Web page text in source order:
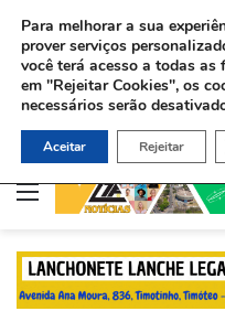
Menu
Para melhorar a sua
prover serviços
você terá acesso a todas
em "Rejeitar Cookies", os
necessários serão
Aceitar Rejeitar